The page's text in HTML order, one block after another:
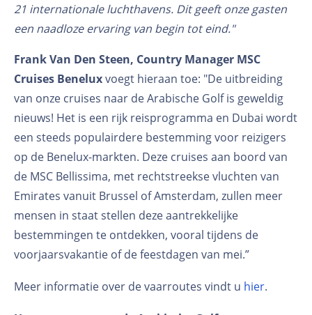
21 internationale luchthavens. Dit geeft onze gasten
een naadloze ervaring van begin tot eind."
Frank Van Den Steen, Country Manager MSC
Cruises Beneluxvoegt hieraan toe: "De uitbreiding
van onze cruises naar de Arabische Golf is geweldig
nieuws! Het is een rijk reisprogramma en Dubai wordt
een steeds populairdere bestemming voor reizigers
op de Benelux-markten. Deze cruises aan boord van
de MSC Bellissima, met rechtstreekse vluchten van
Emirates vanuit Brussel of Amsterdam, zullen meer
mensen in staat stellen deze aantrekkelijke
bestemmingen te ontdekken, vooral tijdens de
voorjaarsvakantie of de feestdagen van mei.”
Meer informatie over de vaarroutes vindt u hier.